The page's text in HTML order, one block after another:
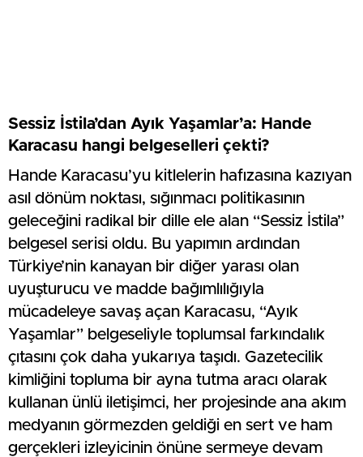
Sessiz İstila’dan Ayık Yaşamlar’a: Hande
Karacasu hangi belgeselleri çekti?
Hande Karacasu’yu kitlelerin hafızasına kazıyan
asıl dönüm noktası, sığınmacı politikasının
geleceğini radikal bir dille ele alan “Sessiz İstila”
belgesel serisi oldu. Bu yapımın ardından
Türkiye’nin kanayan bir diğer yarası olan
uyuşturucu ve madde bağımlılığıyla
mücadeleye savaş açan Karacasu, “Ayık
Yaşamlar” belgeseliyle toplumsal farkındalık
çıtasını çok daha yukarıya taşıdı. Gazetecilik
kimliğini topluma bir ayna tutma aracı olarak
kullanan ünlü iletişimci, her projesinde ana akım
medyanın görmezden geldiği en sert ve ham
gerçekleri izleyicinin önüne sermeye devam